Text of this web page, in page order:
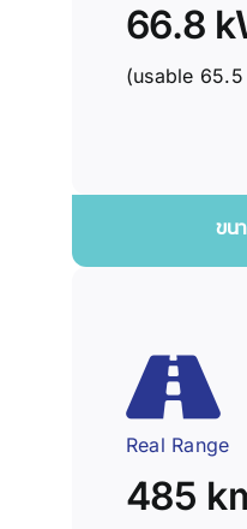
66.8
(usable
ขน
Real Range
485